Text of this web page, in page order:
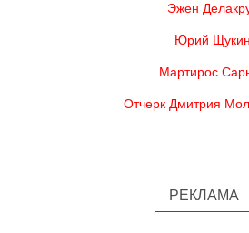
Эжен
Юрий Щукин
Мартирос
Отчерк Дмитрия
РЕКЛАМА